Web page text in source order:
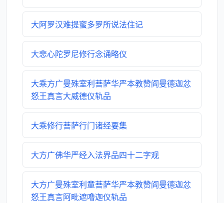
大阿罗汉难提蜜多罗所说法住记
大悲心陀罗尼修行念诵略仪
大乘方广曼殊室利菩萨华严本教赞阎曼德迦忿
怒王真言大威德仪轨品
大乘修行菩萨行门诸经要集
大方广佛华严经入法界品四十二字观
大方广曼殊室利童菩萨华严本教赞阎曼德迦忿
怒王真言阿毗遮噜迦仪轨品